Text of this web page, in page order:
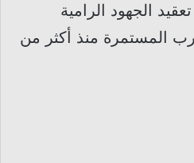
الجهود الرامية
المستمرة منذ أكثر من